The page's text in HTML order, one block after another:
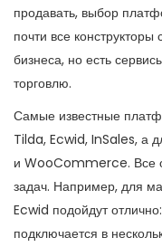
продавать, выбор
почти все
бизнеса, но есть
торговлю.
Самые известные
Tilda, Ecwid, InSales, а
и WooCommerce. Все
задач. Например, для
Ecwid подойдут
подключается в